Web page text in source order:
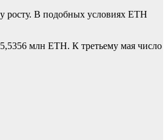
росту. В подобных условиях ETH
млн ETH. К третьему мая число